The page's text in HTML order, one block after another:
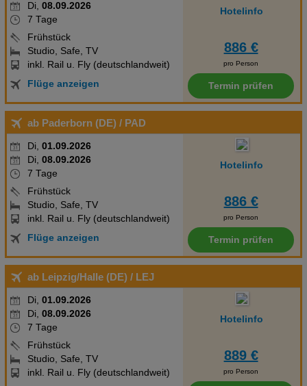
Di, 08.09.2026
7 Tage
Frühstück
Studio, Safe, TV
inkl. Rail u. Fly (deutschlandweit)
Flüge anzeigen
Hotelinfo
886 €
pro Person
Termin prüfen
ab Paderborn (DE) / PAD
Di, 01.09.2026
Di, 08.09.2026
7 Tage
Frühstück
Studio, Safe, TV
inkl. Rail u. Fly (deutschlandweit)
Flüge anzeigen
Hotelinfo
886 €
pro Person
Termin prüfen
ab Leipzig/Halle (DE) / LEJ
Di, 01.09.2026
Di, 08.09.2026
7 Tage
Frühstück
Studio, Safe, TV
inkl. Rail u. Fly (deutschlandweit)
Hotelinfo
889 €
pro Person